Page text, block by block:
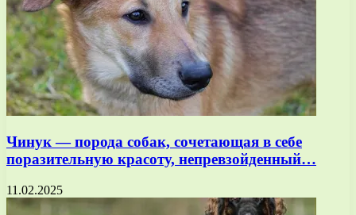
Чинук — порода собак, сочетающая в себе
поразительную красоту, непревзойденный…
11.02.2025